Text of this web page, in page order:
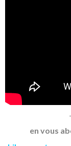
en vous